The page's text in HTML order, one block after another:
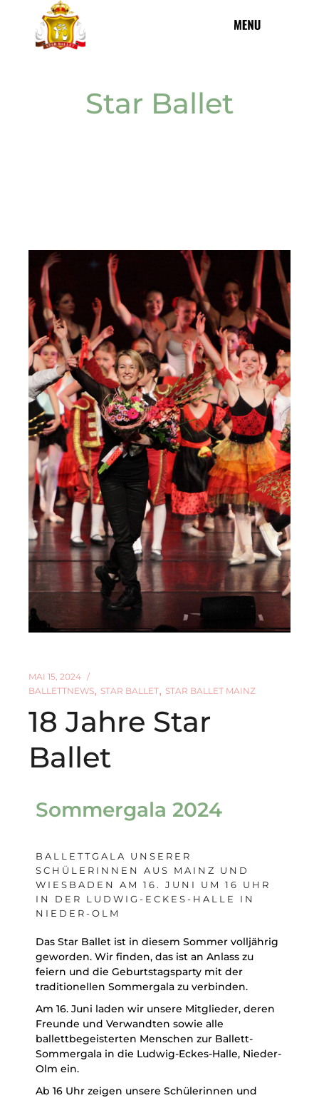
Star Ballet
MAI 15, 2024
BALLETTNEWS
STAR BALLET STAR BALLET MAINZ
18 Jahre Star
Ballet
Sommergala 2024
BALLETTGALA UNSERER
SCHÜLERINNEN AUS MAINZ UND
WIESBADEN AM 16. JUNI UM 16 UHR
IN DER LUDWIG-ECKES-HALLE IN
NIEDER-OLM
Das Star Ballet ist in diesem Sommer volljährig
geworden. Wir finden, das ist an Anlass zu
feiern und die Geburtstagsparty mit der
traditionellen Sommergala zu verbinden.
Am 16. Juni laden wir unsere Mitglieder, deren
Freunde und Verwandten sowie alle
ballettbegeisterten Menschen zur Ballett-
Sommergala in die Ludwig-Eckes-Halle, Nieder-
Olm ein.
Ab 16 Uhr zeigen unsere Schülerinnen und